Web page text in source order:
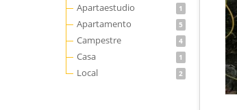
Apartaestudio 1
Apartamento 5
Campestre 4
Casa 1
Local 2